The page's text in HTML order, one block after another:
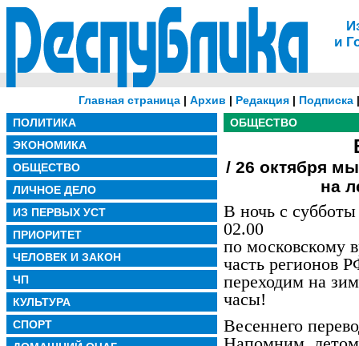
и
Главная страница | Архив | Редакция | Подписка
ПОЛИТИКА
ЭКОНОМИКА
ОБЩЕСТВО
ЛИЧНОЕ ДЕЛО
ИЗ ПЕРВЫХ УСТ
ПРИОРИТЕТ
ЧЕЛОВЕК И ЗАКОН
ЧП
КУЛЬТУРА
СПОРТ
ОБЩЕСТВО
/ 26 октября
на
В ночь с субботы
02.00
по московскому
часть регионов
переходим на
часы!
Весеннего